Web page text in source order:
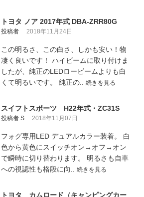
トヨタ ノア 2017年式 DBA-ZRR80G
投稿者 2018年11月24日
この明るさ、この白さ、しかも安い！物
凄く良いです！ ハイビームに取り付けま
したが、純正のLEDロービームよりも白
くて明るいです。 純正の.. 続きを見る
スイフトスポーツ H22年式・ZC31S
投稿者 S 2018年11月07日
フォグ専用LED デュアルカラー装着。 白
色から黄色にスイッチオン→オフ→オン
で瞬時に切り替わります。 明るさも自車
への視認性も格段に向.. 続きを見る
トヨタ カムロード（キャンピングカー